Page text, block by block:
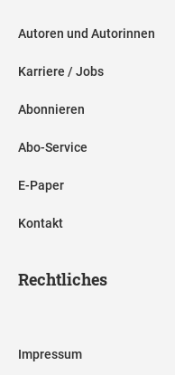
Autoren und Autorinnen
Karriere / Jobs
Abonnieren
Abo-Service
E-Paper
Kontakt
Rechtliches
Impressum